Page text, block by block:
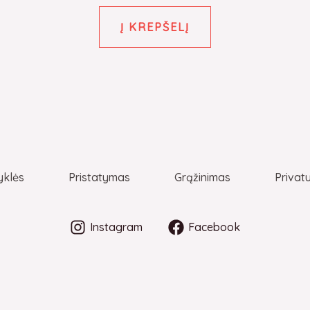
Į KREPŠELĮ
Pristatymas Grąžinimas
Instagram Facebook